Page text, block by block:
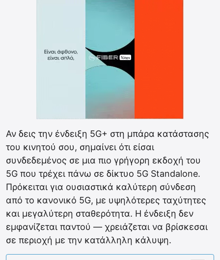
Αν δεις την ένδειξη 5G+ στη μπάρα κατάστασης
του κινητού σου, σημαίνει ότι είσαι
συνδεδεμένος σε μια πιο γρήγορη εκδοχή του
5G που τρέχει πάνω σε δίκτυο 5G Standalone.
Πρόκειται για ουσιαστικά καλύτερη σύνδεση
από το κανονικό 5G, με υψηλότερες ταχύτητες
και μεγαλύτερη σταθερότητα. Η ένδειξη δεν
εμφανίζεται παντού — χρειάζεται να βρίσκεσαι
σε περιοχή με την κατάλληλη κάλυψη.